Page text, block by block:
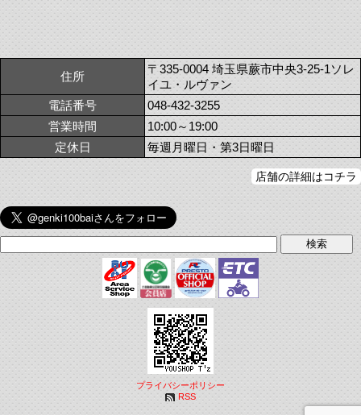
住所
〒335-0004 埼玉県蕨市中央3-25-1ソレ
イユ・ルヴァン
電話番号
048-432-3255
営業時間
10:00～19:00
定休日
毎週月曜日・第3日曜日
店舗の詳細はコチラ
プライバシーポリシー
RSS